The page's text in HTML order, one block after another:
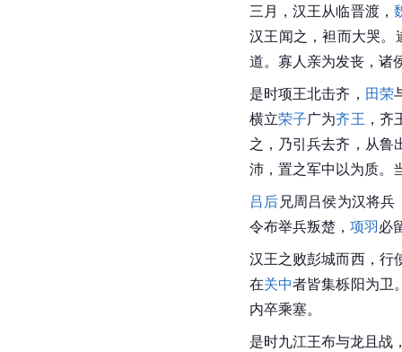
三月，汉王从临晋渡，
汉王闻之，袒而大哭。
道。寡人亲为发丧，诸
是时项王北击齐， 田荣
横立荣子广为齐王 ，
之，乃引兵去齐，从鲁
沛，置之军中以为质。
吕后 兄周吕侯为汉将
令布举兵叛楚， 项羽必
汉王之败彭城而西，行
在关中者皆集栎阳为卫
内卒乘塞。
是时九江王布与龙且战